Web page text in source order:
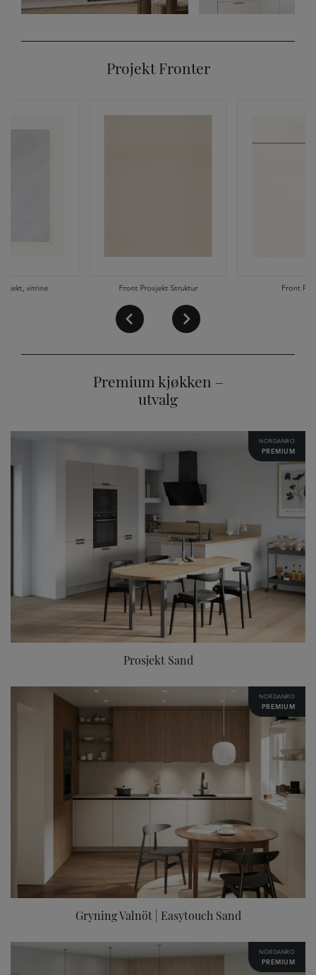
Projekt Fronter
vitrine Front Prosjekt Struktur Front
Premium kjøkken –
utvalg
NORDANRO
PREMIUM
Prosjekt Sand
NORDANRO
PREMIUM
Gryning Valnöt | Easytouch Sand
NORDANRO
PREMIUM